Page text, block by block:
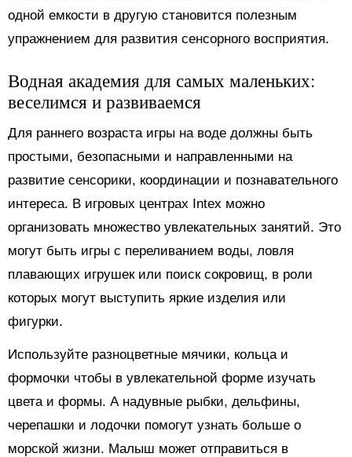
одной емкости в другую становится полезным
упражнением для развития сенсорного восприятия.
Водная академия для самых маленьких:
веселимся и развиваемся
Для раннего возраста игры на воде должны быть
простыми, безопасными и направленными на
развитие сенсорики, координации и познавательного
интереса. В игровых центрах Intex можно
организовать множество увлекательных занятий. Это
могут быть игры с переливанием воды, ловля
плавающих игрушек или поиск сокровищ, в роли
которых могут выступить яркие изделия или
фигурки.
Используйте разноцветные мячики, кольца и
формочки чтобы в увлекательной форме изучать
цвета и формы. А надувные рыбки, дельфины,
черепашки и лодочки помогут узнать больше о
морской жизни. Малыш может отправиться в